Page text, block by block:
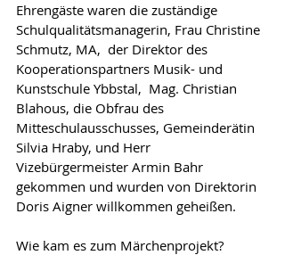
Ehrengäste waren die zuständige
Schulqualitätsmanagerin, Frau Christine
Schmutz, MA,  der Direktor des
Kooperationspartners Musik- und
Kunstschule Ybbstal,  Mag. Christian
Blahous, die Obfrau des
Mitteschulausschusses, Gemeinderätin
Silvia Hraby, und Herr
Vizebürgermeister Armin Bahr
gekommen und wurden von Direktorin
Doris Aigner willkommen geheißen.
Wie kam es zum Märchenprojekt?